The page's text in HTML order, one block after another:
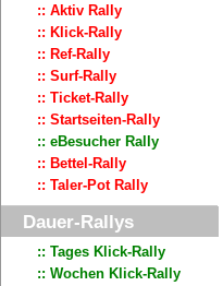
:: Aktiv Rally
:: Klick-Rally
:: Ref-Rally
:: Surf-Rally
:: Ticket-Rally
:: Startseiten-Rally
:: eBesucher Rally
:: Bettel-Rally
:: Taler-Pot Rally
Dauer-Rallys
:: Tages Klick-Rally
:: Wochen Klick-Rally